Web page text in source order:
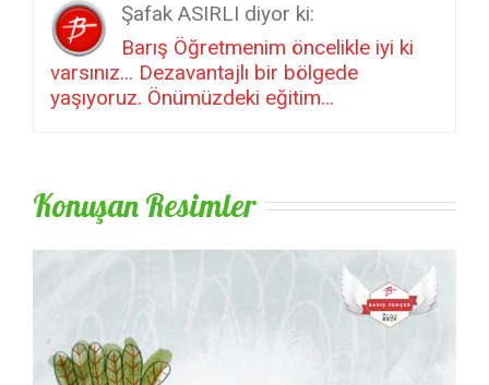
Şafak ASIRLI diyor ki:
Barış Öğretmenim öncelikle iyi ki
varsınız... Dezavantajlı bir bölgede
yaşıyoruz. Önümüzdeki eğitim…
Konuşan Resimler